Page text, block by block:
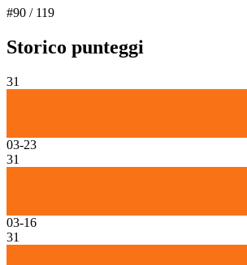
#90 / 119
Storico punteggi
31
03-23
31
03-16
31